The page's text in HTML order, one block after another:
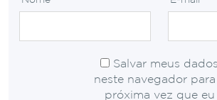
Salvar meus dados
neste navegador para
próxima vez que eu